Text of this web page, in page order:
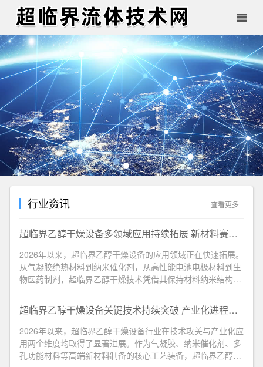
行业资讯 + 查看更多
超临界乙醇干燥设备多领域应用持续拓展 新材料赛道需求旺盛
2026年以来，超临界乙醇干燥设备的应用领域正在快速拓展。
从气凝胶绝热材料到纳米催化剂，从高性能电池电极材料到生
物医药制剂，超临界乙醇干燥技术凭借其保持材料纳米结构完
作用。气凝胶绝热材料...
超临界乙醇干燥设备关键技术持续突破 产业化进程全面提速
2026年以来，超临界乙醇干燥设备行业在技术攻关与产业化应
用两个维度均取得了显著进展。作为气凝胶、纳米催化剂、多
孔功能材料等高端新材料制备的核心工艺装备，超临界乙醇干